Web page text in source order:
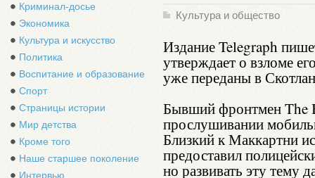
Криминал-досье
Экономика
Культура и искусство
Политика
Воспитание и образование
Спорт
Страницы истории
Мир детства
Кроме того
Наше старшее поколение
Интервью
Культура и общество
Издание Telegraph
утверждает о взломе
уже переданы в
Бывший фронтмен The
прослушивании
Близкий к Маккартни
предоставил
но развивать эту тему